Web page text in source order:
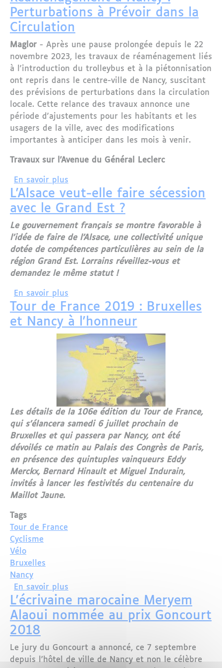
Perturbations à Prévoir dans la
Circulation
Maglor - Après une pause prolongée depuis le 22
novembre 2023, les travaux de réaménagement liés
à l'introduction du trolleybus et à la piétonnisation
ont repris dans le centre-ville de Nancy, suscitant
des prévisions de perturbations dans la circulation
locale. Cette relance des travaux annonce une
période d'ajustements pour les habitants et les
usagers de la ville, avec des modifications
importantes à anticiper dans les mois à venir.
Travaux sur l'Avenue du Général Leclerc
En savoir plus
L'Alsace veut-elle faire sécession
avec le Grand Est ?
Le gouvernement français se montre favorable à
l'idée de faire de l'Alsace, une collectivité unique
dotée de compétences particulières au sein de la
région Grand Est. Lorrains réveillez-vous et
demandez le même statut !
En savoir plus
Tour de France 2019 : Bruxelles
et Nancy à l'honneur
Les détails de la 106e édition du Tour de France,
qui s’élancera samedi 6 juillet prochain de
Bruxelles et qui passera par Nancy, ont été
dévoilés ce matin au Palais des Congrès de Paris,
en présence des quintuples vainqueurs Eddy
Merckx, Bernard Hinault et Miguel Indurain,
invités à lancer les festivités du centenaire du
Maillot Jaune.
Tags
Tour de France
Cyclisme
Vélo
Bruxelles
Nancy
En savoir plus
L'écrivaine marocaine Meryem
Alaoui nommée au prix Goncourt
2018
Le jury du Goncourt a annoncé, ce 7 septembre
depuis l’hôtel de ville de Nancy et non le célèbre